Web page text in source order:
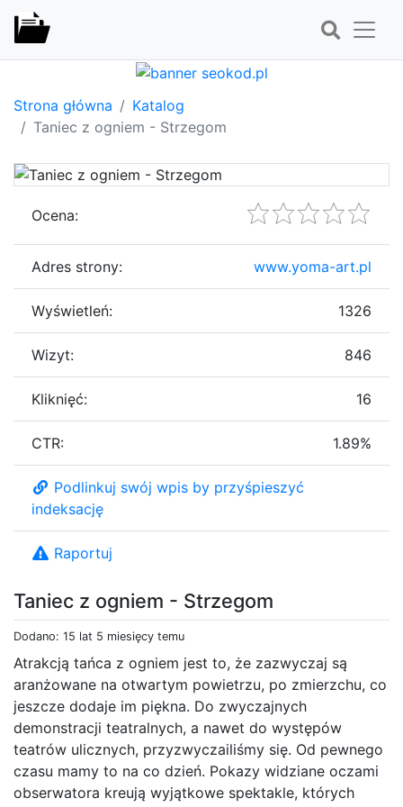
Strona główna
Katalog
Taniec z ogniem - Strzegom
Taniec z ogniem - Strzegom
Dodano: 15 lat 5 miesięcy temu
Atrakcją tańca z ogniem jest to, że zazwyczaj są
aranżowane na otwartym powietrzu, po zmierzchu, co
jeszcze dodaje im piękna. Do zwyczajnych
demonstracji teatralnych, a nawet do występów
teatrów ulicznych, przyzwyczailiśmy się. Od pewnego
czasu mamy to na co dzień. Pokazy widziane oczami
obserwatora kreują wyjątkowe spektakle, których
Ocena:
Adres strony: www.yoma-art.pl
Wyświetleń: 1326
Wizyt: 846
Kliknięć: 16
CTR: 1.89%
Podlinkuj swój wpis by przyśpieszyć
indeksację
Raportuj